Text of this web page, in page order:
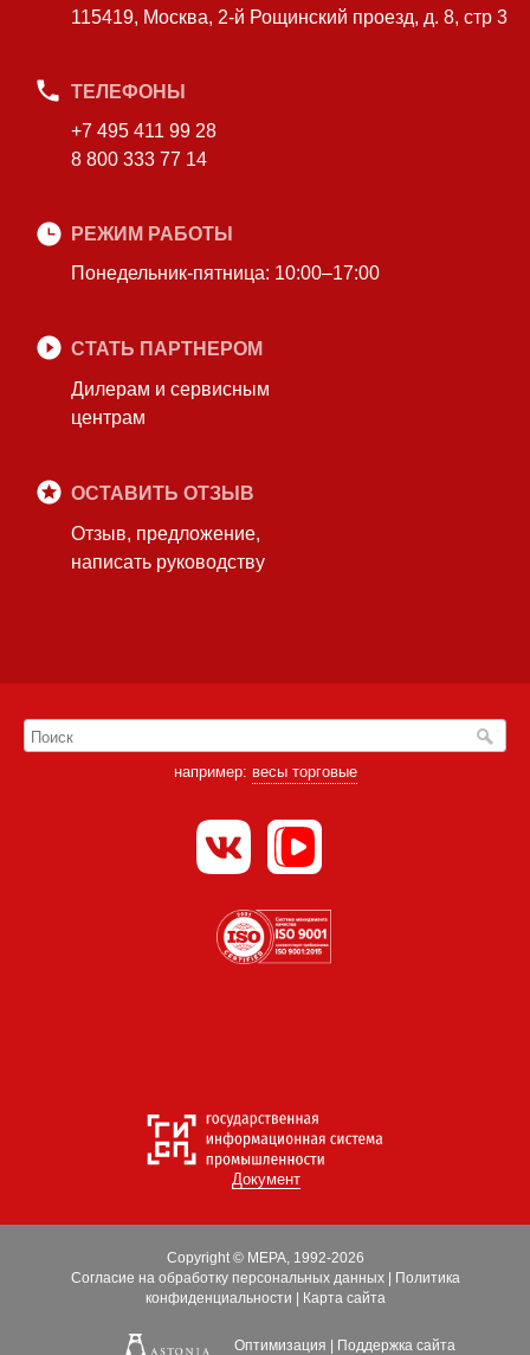
115419, Москва, 2-й Рощинский проезд, д. 8, стр 3
ТЕЛЕФОНЫ
+7 495 411 99 28
8 800 333 77 14
РЕЖИМ РАБОТЫ
Понедельник-пятница: 10:00–17:00
СТАТЬ ПАРТНЕРОМ
Дилерам и сервисным
центрам
ОСТАВИТЬ ОТЗЫВ
Отзыв, предложение,
написать руководству
например: весы торговые
Документ
Copyright © МЕРА, 1992-2026
Согласие на обработку персональных данных|
Политика
конфиденциальности
Карта сайта
Оптимизация Поддержка сайта